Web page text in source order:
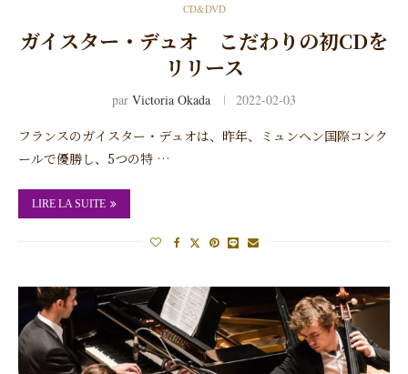
CD&DVD
ガイスター・デュオ こだわりの初CDを
リリース
par Victoria Okada 2022-02-03
フランスのガイスター・デュオは、昨年、ミュンヘン国際コンク
ールで優勝し、5つの特 …
LIRE LA SUITE